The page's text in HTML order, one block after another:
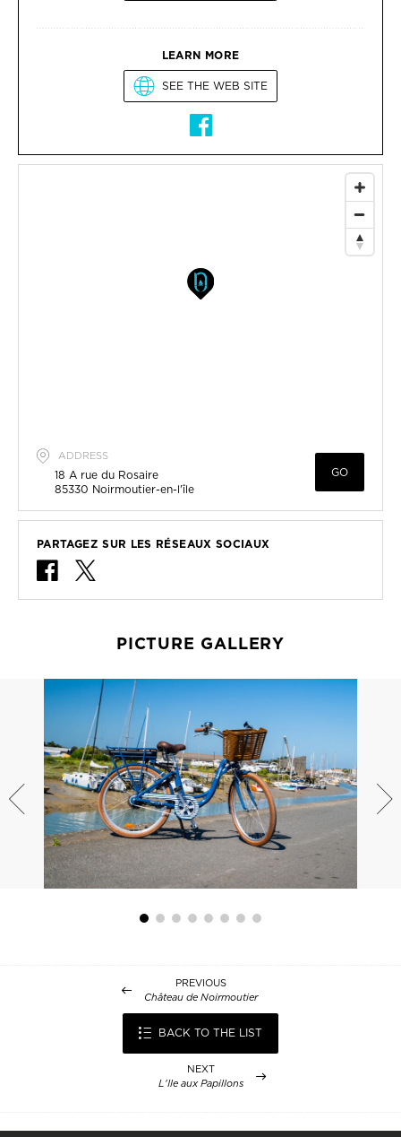
LEARN MORE
SEE THE WEB SITE
ADDRESS
18 A rue du Rosaire
85330 Noirmoutier-en-l'île
GO
PARTAGEZ SUR LES RÉSEAUX SOCIAUX
PICTURE GALLERY
PREVIOUS
Château de Noirmoutier
BACK TO THE LIST
NEXT
L'Ile aux Papillons